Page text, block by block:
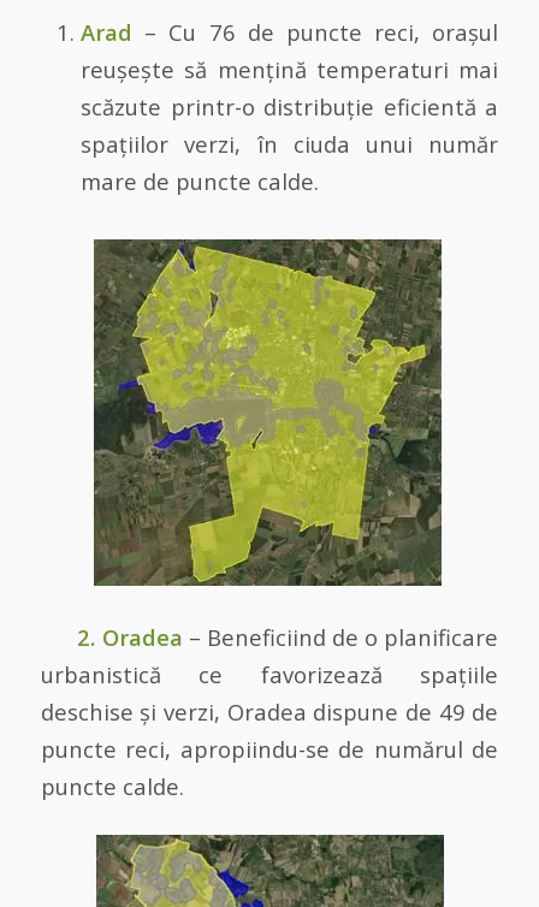
Arad – Cu 76 de puncte reci, orașul
reușește să mențină temperaturi mai
scăzute printr-o distribuție eficientă a
spațiilor verzi, în ciuda unui număr
mare de puncte calde.
2. Oradea – Beneficiind de o planificare
urbanistică ce favorizează spațiile
deschise și verzi, Oradea dispune de 49 de
puncte reci, apropiindu-se de numărul de
puncte calde.